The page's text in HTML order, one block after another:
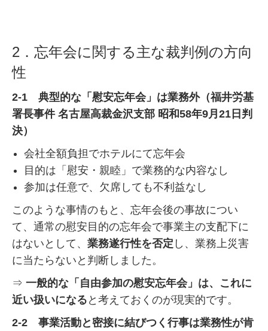
2．忘年会に関する主な裁判例の方向
性
2-1 典型的な「慰安忘年会」は業務外（福井労基
署長事件 名古屋高裁金沢支部 昭和58年9月21日判
決）
会社全額負担でホテルにて忘年会
目的は「慰安・親睦」で業務的な内容なし
参加は任意で、欠席しても不利益なし
このような事情のもと、忘年会後の事故につい
て、通常の慰安目的の忘年会で事業主の支配下に
はないとして、 業務遂行性を否定 し、業務上災害
に当たらないと判断しました。
⇒ 一般的な「自由参加の慰安忘年会」は、これに
近い扱いになる と考えておくのが現実的です。
2-2 事業活動と密接に結びつく行事は業務性が肯